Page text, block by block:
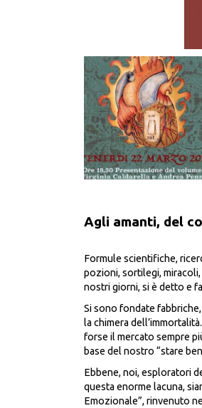
Agli amanti, del
Formule scientifiche,
pozioni, sortilegi,
nostri giorni, si è detto e
Si sono fondate
la chimera
forse il mercato sempre
base del nostro “stare
Ebbene, noi, esploratori
questa enorme lacuna,
Emozionale”, rinvenuto